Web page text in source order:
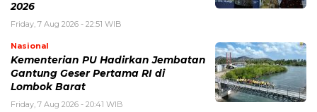
2026
Friday, 7 Aug 2026 - 22:51 WIB
Nasional
Kementerian PU Hadirkan Jembatan
Gantung Geser Pertama RI di
Lombok Barat
Friday, 7 Aug 2026 - 20:41 WIB